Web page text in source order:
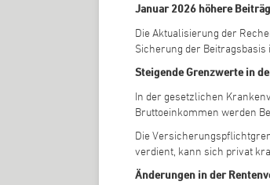
Januar 2026 höhere
Die Aktualisierung der
Sicherung der
Steigende Grenzwerte in
In der gesetzlichen
Bruttoeinkommen werden
Die
verdient, kann sich privat
Änderungen in der